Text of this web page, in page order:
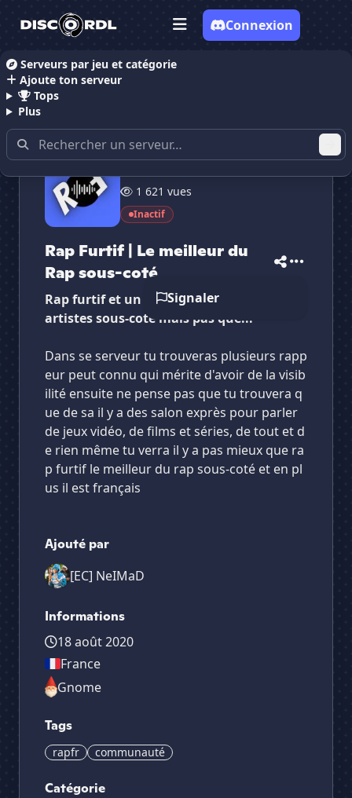
Serveurs par jeu et catégorie
Ajoute ton serveur
Tops
Plus
Connexion
Accueil Serveurs Discord Musique
1 621 vues
Inactif
Rap Furtif | Le meilleur du
Rap sous-coté
Signaler
Rap furtif et un serveurs basé sur les
artistes sous-coté mais pas que...
Dans se serveur tu trouveras plusieurs rapp
eur peut connu qui mérite d'avoir de la visib
ilité ensuite ne pense pas que tu trouvera q
ue de sa il y a des salon exprès pour parler
de jeux vidéo, de films et séries, de tout et d
e rien même tu verra il y a pas mieux que ra
p furtif le meilleur du rap sous-coté et en pl
us il est français
Ajouté par
[EC] NeIMaD
Informations
18 août 2020
France
Gnome
Tags
rapfr communauté
Catégorie
Rap Furtif | Le...
Es-tu sûr de vouloir supprimer ton avis de ce
serveur ?
Supprimer
Rap Furtif | Le m...